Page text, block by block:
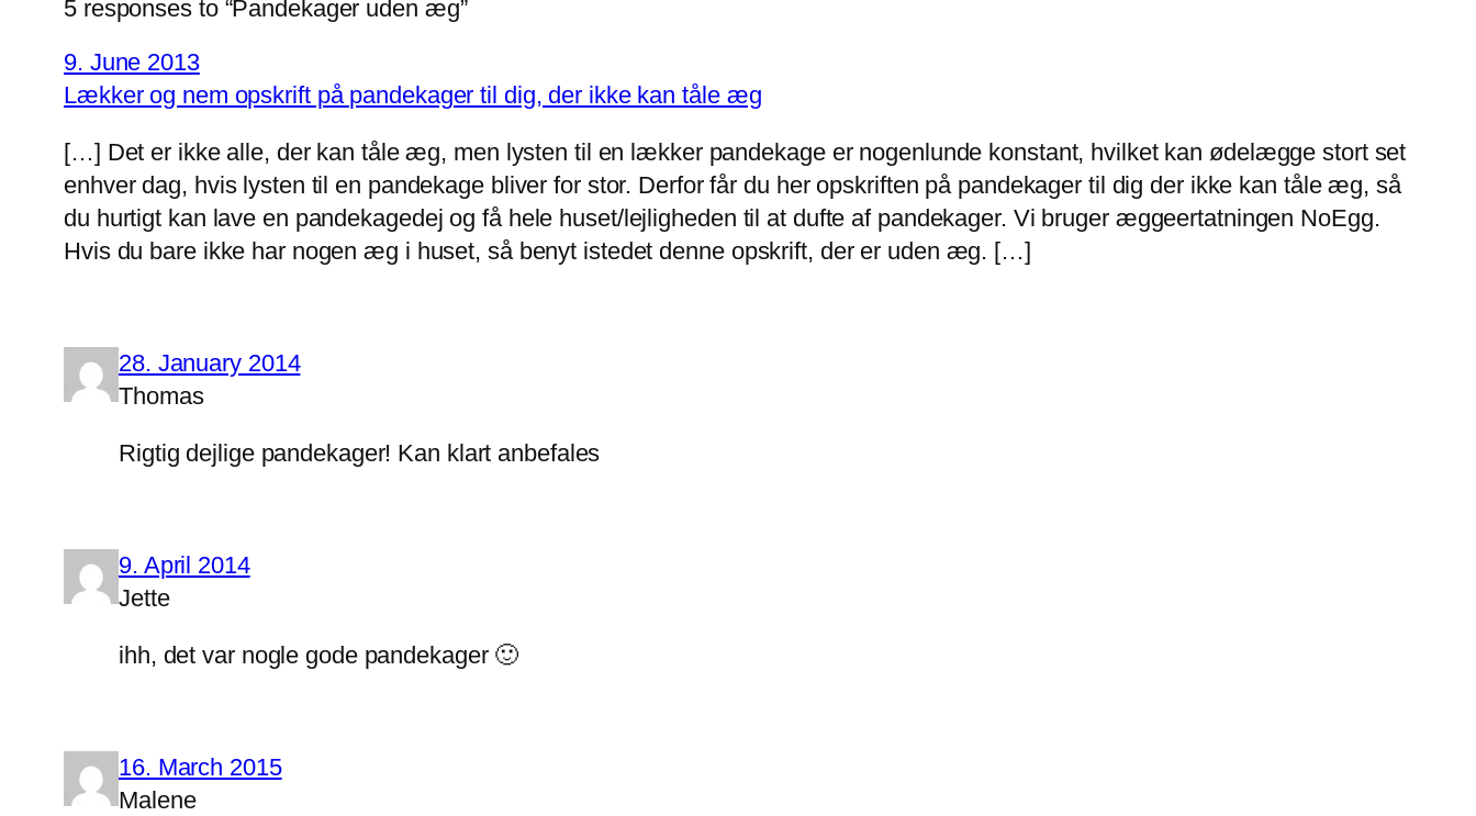
5 responses to “Pandekager uden æg”
9. June 2013
Lækker og nem opskrift på pandekager til dig, der ikke kan tåle æg
[…] Det er ikke alle, der kan tåle æg, men lysten til en lækker pandekage er nogenlunde konstant, hvilket kan ødelægge stort set
enhver dag, hvis lysten til en pandekage bliver for stor. Derfor får du her opskriften på pandekager til dig der ikke kan tåle æg, så
du hurtigt kan lave en pandekagedej og få hele huset/lejligheden til at dufte af pandekager. Vi bruger æggeertatningen NoEgg.
Hvis du bare ikke har nogen æg i huset, så benyt istedet denne opskrift, der er uden æg. […]
28. January 2014
Thomas
Rigtig dejlige pandekager! Kan klart anbefales
9. April 2014
Jette
ihh, det var nogle gode pandekager 🙂
16. March 2015
Malene